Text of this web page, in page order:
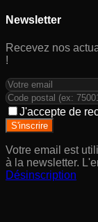
Newsletter
Recevez nos
!
J'accepte de
S'inscrire
Votre email est
à la newsletter.
Désinscription